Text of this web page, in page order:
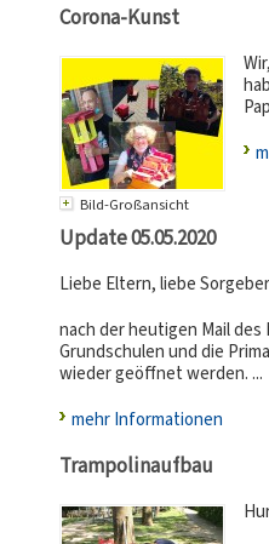
Corona-Kunst
Bild-Großansicht
Update 05.05.2020
Liebe Eltern, liebe
nach der heutigen Mail
Grundschulen und die
wieder geöffnet werden. ...
mehr Informationen
Trampolinaufbau